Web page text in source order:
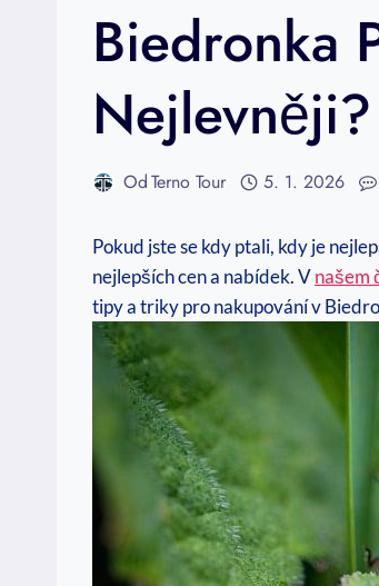
Biedronka
Nejlevněji?
OdTerno Tour 5. 1. 2026
Pokud jste se kdy ptali, kdy je
nejlepších cen a nabídek. Vnašem
tipy a triky pro nakupování v